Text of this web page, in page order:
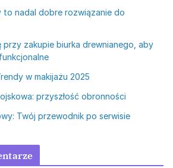
to nadal dobre rozwiązanie do
zakupie biurka drewnianego, aby
w makijażu 2025
przyszłość obronności
Twój przewodnik po serwisie